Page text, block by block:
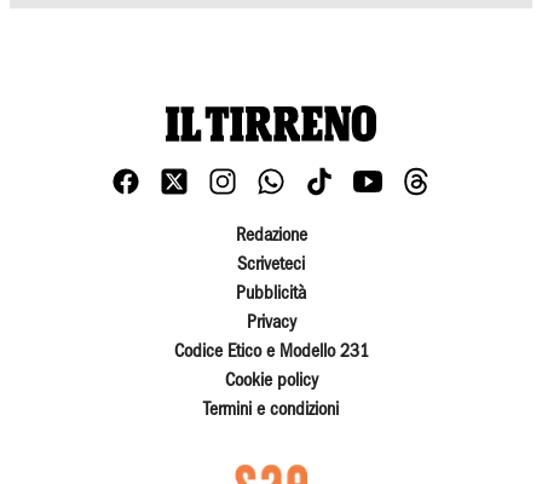
Redazione
Scriveteci
Pubblicità
Privacy
Codice Etico e Modello 231
Cookie policy
Termini e condizioni